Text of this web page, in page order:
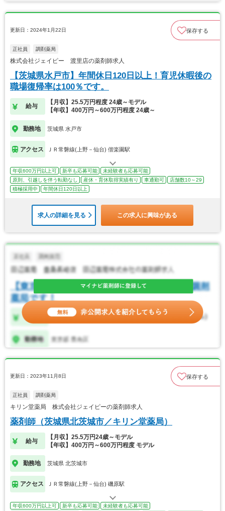
更新日：2024年1月22日 保存する
正社員 調剤薬局
株式会社ジェイピー 渡里店の薬剤師求人
【茨城県水戸市】年間休日120日以上！育児休暇後の
職場復帰率は100％です。
給与
【月収】25.5万円程度 24歳～モデル
【年収】400万円～600万円程度 24歳～
勤務地 茨城県 水戸市
アクセス ＪＲ常磐線(上野－仙台) 偕楽園駅
年収600万円以上可 新卒も応募可能
未経験者も応募可能
原則、引越しを伴う転勤なし
産休・育休取得実績有り 車通勤可
店舗数10～29
積極採用中
年間休日120日以上
求人の詳細を見る この求人に興味がある
更新日：2023年11月8日 保存する
正社員 調剤薬局
キリン堂薬局 株式会社ジェイピーの薬剤師求人
薬剤師（茨城県北茨城市／キリン堂薬局）
給与
【月収】25.5万円24歳～モデル
【年収】400万円～600万円程度 モデル
勤務地 茨城県 北茨城市
アクセス ＪＲ常磐線(上野－仙台) 磯原駅
年収600万円以上可 新卒も応募可能
未経験者も応募可能